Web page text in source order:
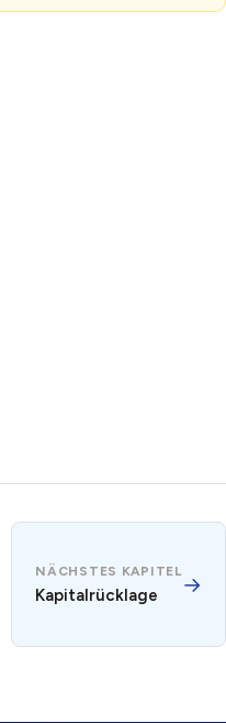
NÄCHSTES KAPITEL
Kapitalrücklage →